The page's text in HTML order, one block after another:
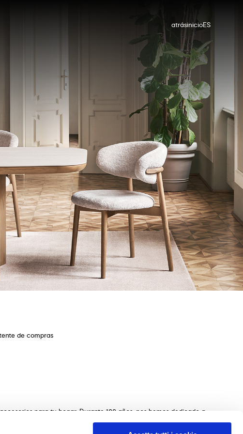
atrásinicioES
de compras
para tu hogar. Durante 100 años, nos hemos dedicado a
de mesas, sillas, camas, sofás y complementos de